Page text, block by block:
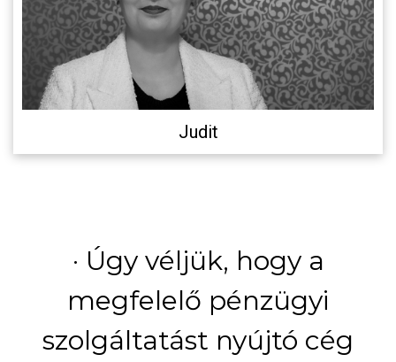
Judit
· Úgy véljük, hogy a
megfelelő pénzügyi
szolgáltatást nyújtó cég